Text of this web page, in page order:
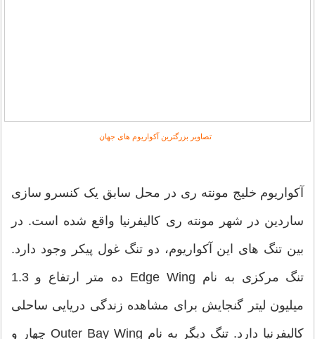
تصاویر بزرگترین آکواریوم های جهان
آکواریوم خلیج مونته ری در محل سابق یک کنسرو سازی
ساردین در شهر مونته ری کالیفرنیا واقع شده است. در
بین تنگ های این آکواریوم، دو تنگ غول پیکر وجود دارد.
تنگ مرکزی به نام Edge Wing ده متر ارتفاع و 1.3
میلیون لیتر گنجایش برای مشاهده زندگی دریایی ساحلی
کالیفرنیا دارد. تنگ دیگر به نام Outer Bay Wing چهار و